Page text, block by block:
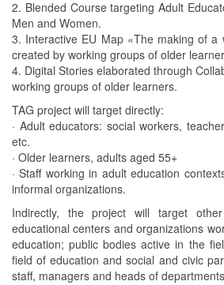
2. Blended Course targeting Adult
Men and Women.
3. Interactive EU Map «The making of a
created by working groups of older
4. Digital Stories elaborated through
working groups of older learners.
TAG project will target directly:
· Adult educators: social workers,
etc.
· Older learners, adults aged 55+
· Staff working in adult education
informal organizations.
Indirectly, the project will target
educational centers and organizations
education; public bodies active in the
field of education and social and civic
staff, managers and heads of